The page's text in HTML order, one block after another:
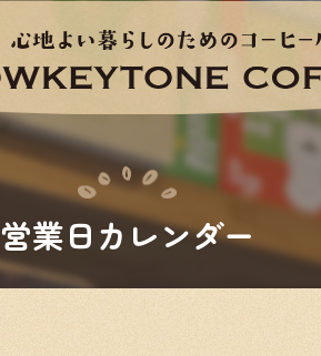
営業日カレンダー